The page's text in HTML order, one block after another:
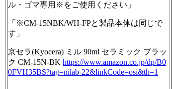
ル・ゴマ専用※をご使用ください」
「※CM-15NBK/WH-FPと製品本体は同じで
す」
京セラ(Kyocera) ミル 90ml セラミック ブラッ
ク CM-15N-BK https://www.amazon.co.jp/dp/B0
0FVH35BS?tag=nilab-22&linkCode=osi&th=1